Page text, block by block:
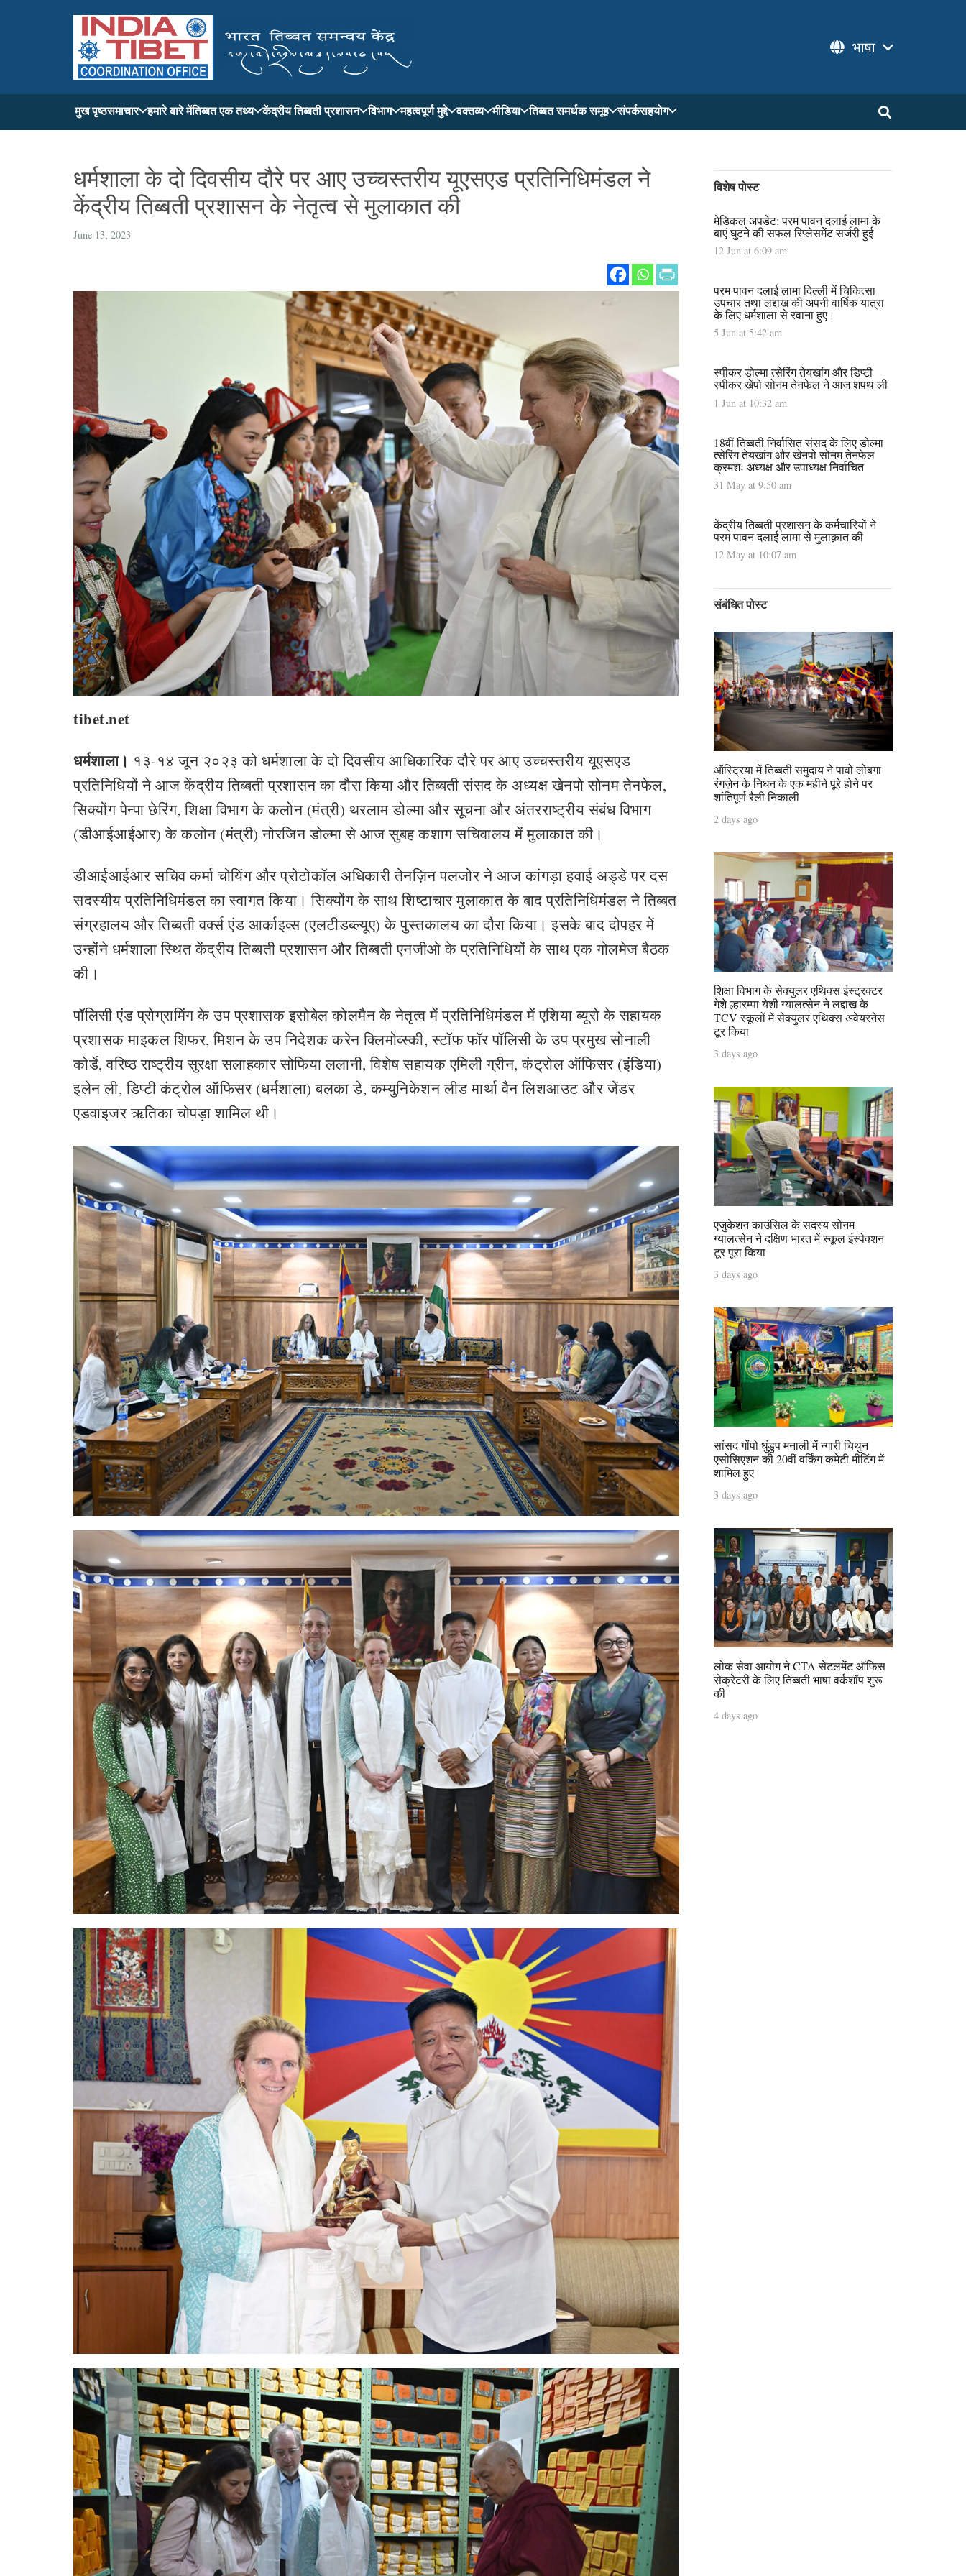
भाषा
मुख पृष्ठसमाचार हमारे बारे मेंतिब्बत एक तथ्य केंद्रीय तिब्बती प्रशासन विभाग महत्वपूर्ण मुद्दे वक्तव्य मीडिया तिब्बत समर्थक समूह संपर्कसहयोग
धर्मशाला के दो दिवसीय दौरे पर आए उच्चस्तरीय यूएसएड प्रतिनिधिमंडल ने
केंद्रीय तिब्बती प्रशासन के नेतृत्व से मुलाकात की
June 13, 2023
tibet.net
धर्मशाला। १३-१४ जून २०२३ को धर्मशाला के दो दिवसीय आधिकारिक दौरे पर आए उच्चस्तरीय यूएसएड
प्रतिनिधियों ने आज केंद्रीय तिब्बती प्रशासन का दौरा किया और तिब्बती संसद के अध्यक्ष खेनपो सोनम तेनफेल,
सिक्योंग पेन्पा छेरिंग, शिक्षा विभाग के कलोन (मंत्री) थरलाम डोल्मा और सूचना और अंतरराष्ट्रीय संबंध विभाग
(डीआईआईआर) के कलोन (मंत्री) नोरजिन डोल्मा से आज सुबह कशाग सचिवालय में मुलाकात की।
डीआईआईआर सचिव कर्मा चोयिंग और प्रोटोकॉल अधिकारी तेनज़िन पलजोर ने आज कांगड़ा हवाई अड्डे पर दस
सदस्यीय प्रतिनिधिमंडल का स्वागत किया। सिक्योंग के साथ शिष्टाचार मुलाकात के बाद प्रतिनिधिमंडल ने तिब्बत
संग्रहालय और तिब्बती वर्क्स एंड आर्काइव्स (एलटीडब्ल्यूए) के पुस्तकालय का दौरा किया। इसके बाद दोपहर में
उन्होंने धर्मशाला स्थित केंद्रीय तिब्बती प्रशासन और तिब्बती एनजीओ के प्रतिनिधियों के साथ एक गोलमेज बैठक
की।
पॉलिसी एंड प्रोग्रामिंग के उप प्रशासक इसोबेल कोलमैन के नेतृत्व में प्रतिनिधिमंडल में एशिया ब्यूरो के सहायक
प्रशासक माइकल शिफर, मिशन के उप निदेशक करेन क्लिमोव्स्की, स्‍टॉफ फॉर पॉलिसी के उप प्रमुख सोनाली
कोर्डे, वरिष्ठ राष्ट्रीय सुरक्षा सलाहकार सोफिया ललानी, विशेष सहायक एमिली ग्रीन, कंट्रोल ऑफिसर (इंडिया)
इलेन ली, डिप्टी कंट्रोल ऑफिसर (धर्मशाला) बलका डे, कम्युनिकेशन लीड मार्था वैन लिशआउट और जेंडर
एडवाइजर ऋतिका चोपड़ा शामिल थी।
विशेष पोस्ट
मेडिकल अपडेट: परम पावन दलाई लामा के
बाएं घुटने की सफल रिप्लेसमेंट सर्जरी हुई
12 Jun at 6:09 am
परम पावन दलाई लामा दिल्ली में चिकित्सा
उपचार तथा लद्दाख की अपनी वार्षिक यात्रा
के लिए धर्मशाला से रवाना हुए।
5 Jun at 5:42 am
स्पीकर डोल्मा त्सेरिंग तेयखांग और डिप्टी
स्पीकर खेंपो सोनम तेनफेल ने आज शपथ ली
1 Jun at 10:32 am
18वीं तिब्बती निर्वासित संसद के लिए डोल्मा
त्सेरिंग तेयखांग और खेनपो सोनम तेनफेल
क्रमशः अध्यक्ष और उपाध्यक्ष निर्वाचित
31 May at 9:50 am
केंद्रीय तिब्बती प्रशासन के कर्मचारियों ने
परम पावन दलाई लामा से मुलाक़ात की
12 May at 10:07 am
संबंधित पोस्ट
ऑस्ट्रिया में तिब्बती समुदाय ने पावो लोबगा
रंगज़ेन के निधन के एक महीने पूरे होने पर
शांतिपूर्ण रैली निकाली
2 days ago
शिक्षा विभाग के सेक्युलर एथिक्स इंस्ट्रक्टर
गेशे ल्हारम्पा येशी ग्यालत्सेन ने लद्दाख के
TCV स्कूलों में सेक्युलर एथिक्स अवेयरनेस
टूर किया
3 days ago
एजुकेशन काउंसिल के सदस्य सोनम
ग्यालत्सेन ने दक्षिण भारत में स्कूल इंस्पेक्शन
टूर पूरा किया
3 days ago
सांसद गोंपो धुंडुप मनाली में न्गारी चिथुन
एसोसिएशन की 20वीं वर्किंग कमेटी मीटिंग में
शामिल हुए
3 days ago
लोक सेवा आयोग ने CTA सेटलमेंट ऑफिस
सेक्रेटरी के लिए तिब्बती भाषा वर्कशॉप शुरू
की
4 days ago